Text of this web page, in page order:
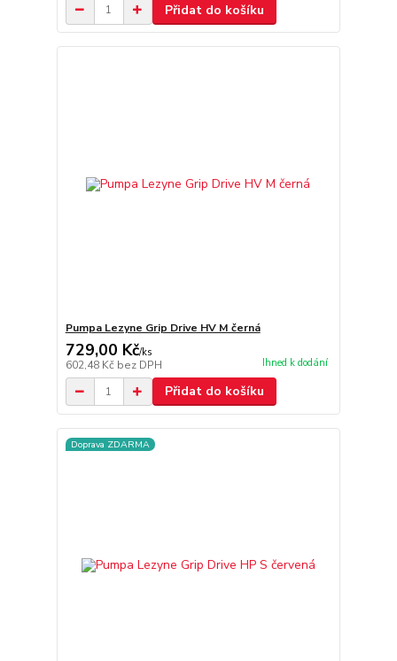
Přidat do košíku
Pumpa Lezyne Grip Drive HV M černá
729,00 Kč/ks
602,48 Kč bez DPH Ihned k dodání
Přidat do košíku
Doprava ZDARMA